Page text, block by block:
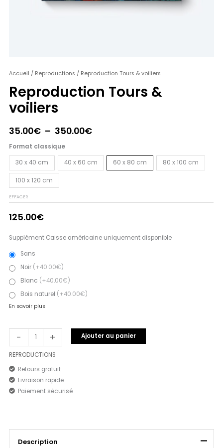
Accueil / Reproductions / Reproduction Tours & voiliers
Reproduction Tours &
voiliers
35.00€ – 350.00€
Plage
de
350.00€
Format classique
30 x 40 cm 40 x 60 cm 60 x 80 cm 80 x 100 cm
100 x 120 cm
EFFACER
125.00€
Supplément Caisse américaine uniquement disponible
Sans
Noir (+40.00€)
Blanc (+40.00€)
Bois naturel (+40.00€)
En savoir plus
-
quantité
Reproduction
Tours
voiliers
+ Ajouter au panier
REPRODUCTIONS
Retours gratuit
Livraison rapide
Paiement sécurisé
Description